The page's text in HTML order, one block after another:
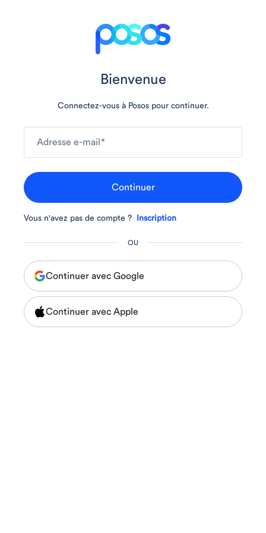
Bienvenue
Connectez-vous à Posos pour continuer.
Adresse e-mail*
Continuer
Vous n'avez pas de compte ? Inscription
OU
Continuer avec Google
Continuer avec Apple